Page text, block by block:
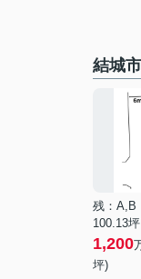
結城
残：A,B
100.13
1,200
坪)